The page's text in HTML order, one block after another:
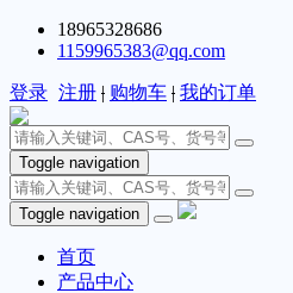
18965328686
1159965383@qq.com
登录 注册 | 购物车 | 我的订单
Toggle navigation
Toggle navigation
首页
产品中心